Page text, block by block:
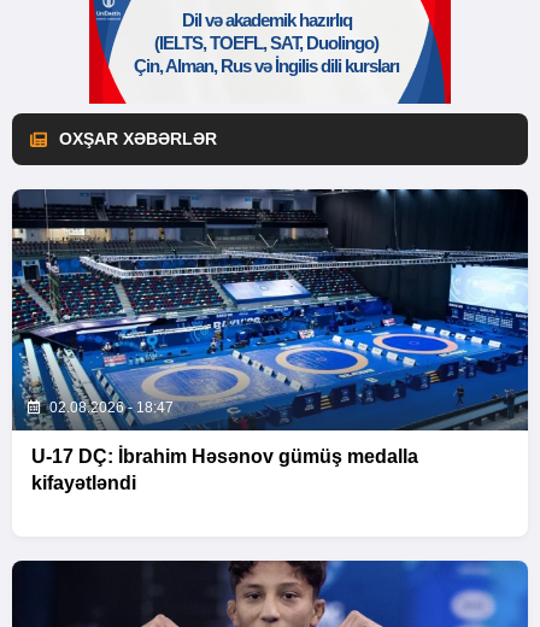
OXŞAR XƏBƏRLƏR
02.08.2026 - 18:47
U-17 DÇ: İbrahim Həsənov gümüş medalla
kifayətləndi